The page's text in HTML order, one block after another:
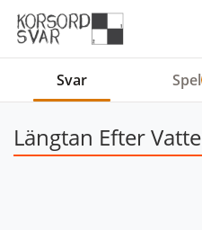
Svar Spel
Längtan Efter